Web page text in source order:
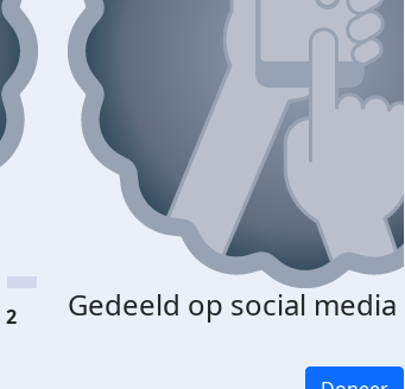
Gedeeld op social media
2